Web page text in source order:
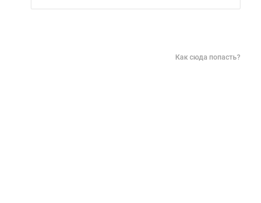
Как сюда попасть?